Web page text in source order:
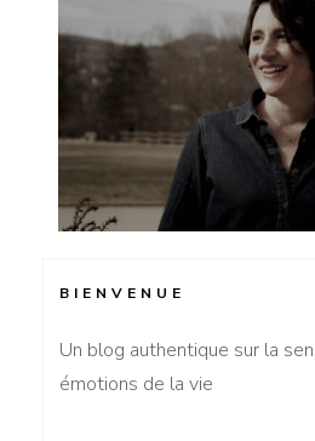
BIENVENUE
Un blog authentique sur la
émotions de la vie